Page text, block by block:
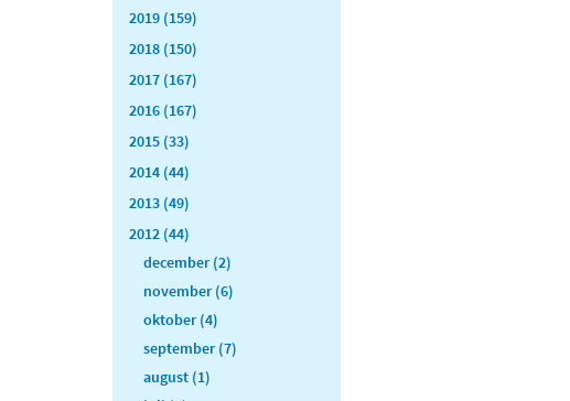
2019 (159)
2018 (150)
2017 (167)
2016 (167)
2015 (33)
2014 (44)
2013 (49)
2012 (44)
december (2)
november (6)
oktober (4)
september (7)
august (1)